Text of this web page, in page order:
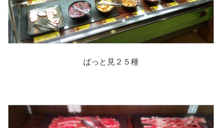
ぱっと見２５種